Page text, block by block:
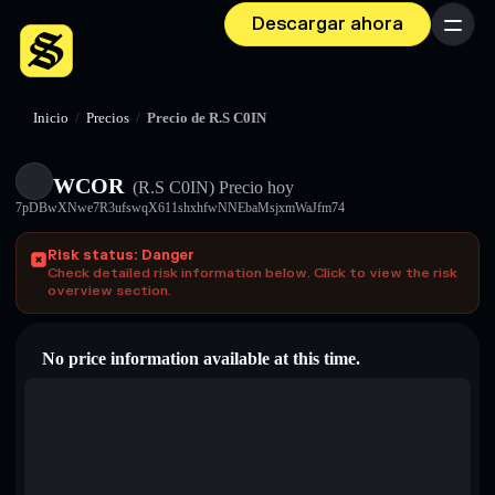
Descargar ahora Menú
Inicio / Precios / Precio de R.S C0IN
WCOR (R.S C0IN) Precio hoy
7pDBwXNwe7R3ufswqX611shxhfwNNEbaMsjxmWaJfm74
Risk status: Danger
Check detailed risk information below. Click to view the risk
overview section.
No price information available at this time.